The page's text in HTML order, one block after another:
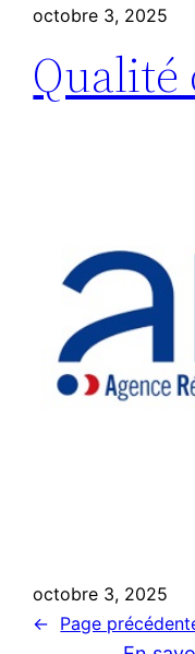
octobre 3, 2025
Qualité
octobre 3, 2025
← Page